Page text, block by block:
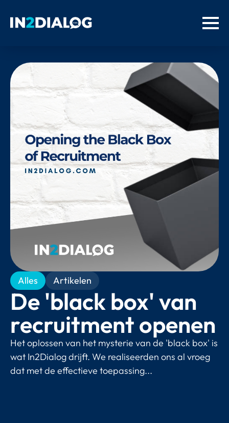
Alles Artikelen
De 'black box' van
recruitment openen
Het oplossen van het mysterie van de 'black box' is
wat In2Dialog drijft. We realiseerden ons al vroeg
dat met de effectieve toepassing...